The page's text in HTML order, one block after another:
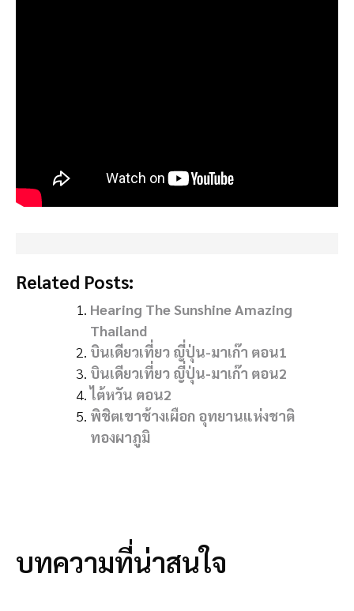
Related Posts:
Hearing The Sunshine Amazing
Thailand
บินเดียวเที่ยว ญี่ปุ่น-มาเก๊า ตอน1
บินเดียวเที่ยว ญี่ปุ่น-มาเก๊า ตอน2
ไต้หวัน ตอน2
พิชิตเขาช้างเผือก อุทยานแห่งชาติ
ทองผาภูมิ
บทความที่น่าสนใจ